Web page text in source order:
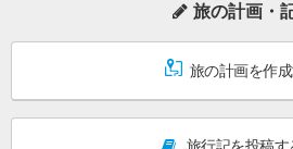
旅の計画・
旅の計画を作
旅行記を投稿す